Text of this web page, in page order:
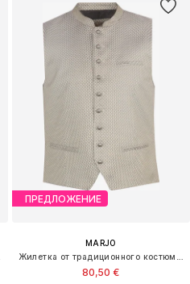
ПРЕДЛОЖЕНИЕ
MARJO
80,50 €